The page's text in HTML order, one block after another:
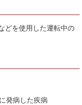
どを使用した運転中の
発病した疾病